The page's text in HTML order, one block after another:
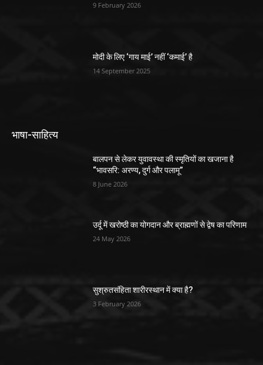
9 February 2026
मोदी के लिए ‘गाय माई’ नहीं ‘कमाई’ है
14 September 2025
भाषा-साहित्य
बालपन से लेकर युवावस्था की स्मृतियों का खजाना है
“भावसरि: अरण्य, दुर्ग और पलामू”
8 June 2026
उर्दू में खरोष्ठी का योगदान और ब्राह्मणों से द्वेष का परिणाम
24 May 2026
सुश्रुतसंहिता शारीरस्थान में क्या है?
3 February 2026